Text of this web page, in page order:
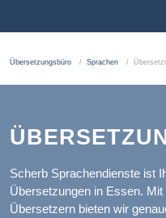
Übersetzungsbüro Sprachen
Scherb Sprachendienste ist
Übersetzungen in Essen.
Übersetzern bieten wir